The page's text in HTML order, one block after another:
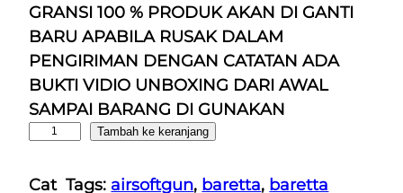
a
a
s
l
i
n
a
a
s
a
a
t
i
GRANSI 100 % PRODUK AKAN DI GANTI
BARU APABILA RUSAK DALAM
PENGIRIMAN DENGAN CATATAN ADA
BUKTI VIDIO UNBOXING DARI AWAL
SAMPAI BARANG DI GUNAKAN
a
Tambah ke keranjang
Cat Tags: airsoftgun, baretta, baretta